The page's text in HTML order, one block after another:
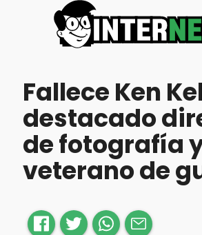
Fallece Ken
destacado
de fotografía
veterano de